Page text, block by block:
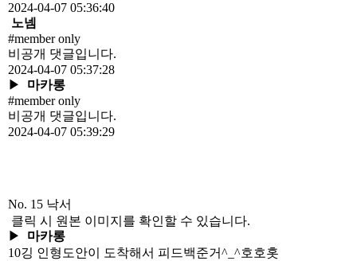
2024-04-07 05:36:40
노넴
#member only
비공개 댓글입니다.
2024-04-07 05:37:28
▶
마카롱
#member only
비공개 댓글입니다.
2024-04-07 05:39:29
No. 15 낙서
클릭 시 원본 이미지를 확인할 수 있습니다.
▶
마카롱
10깅 인형도안이 도착해서 피드백준거^_^호호홋